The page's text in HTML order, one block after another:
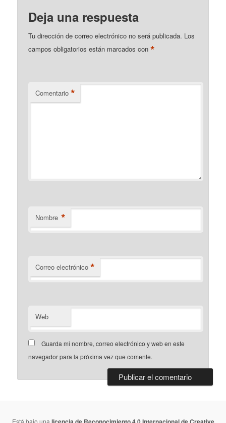
Deja una respuesta
Tu dirección de correo electrónico no será publicada. Los
campos obligatorios están marcados con*
Comentario *
Nombre *
Correo electrónico *
Web
Guarda mi nombre, correo electrónico y web en este
navegador para la próxima vez que comente.
Está bajo una